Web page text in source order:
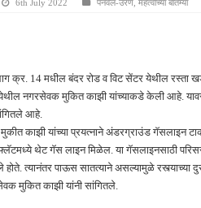
महाराज महाराजस्व समाधान शिबिरास
आणि शेल इंडियातील कंत्राटी कामगारांना भरघोस
6th July 2022 पनवेल-उरण महत्वाच्या बातम्या
क्र. 14 मधील बंदर रोड व विट सेंटर येथील
येथील नगरसेवक मुकित काझी यांच्याकडे केली आहे.
आहे.
काझी यांच्या प्रयत्नाने अंडरग्राउंड गॅसलाइन
फ्लॅटमध्ये थेट गॅस लाइन मिळेल. या गॅसलाइनसाठी
होते. त्यानंतर पाऊस सातत्याने असल्यामुळे रस्त्याच्या
मुकित काझी यांनी सांगितले.